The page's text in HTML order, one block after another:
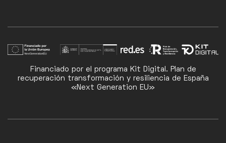
Financiado por el programa Kit Digital. Plan de
recuperación transformación y resiliencia de España
«Next Generation EU»